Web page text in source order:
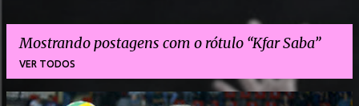
Mostrando postagens com o rótulo Kfar Saba
VER TODOS